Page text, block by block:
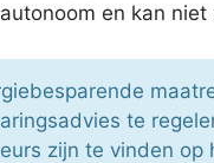
en kan
te
zijn te vinden